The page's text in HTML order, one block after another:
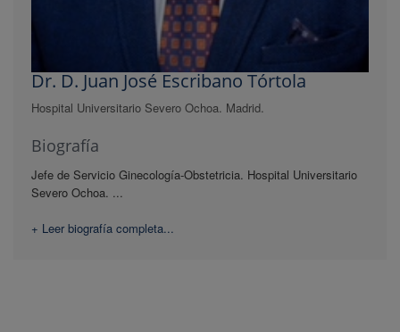
Dr. D. Juan José Escribano Tórtola
Hospital Universitario Severo Ochoa. Madrid.
Biografía
Jefe de Servicio Ginecología-Obstetricia. Hospital Universitario
Severo Ochoa. ...
+ Leer biografía completa...